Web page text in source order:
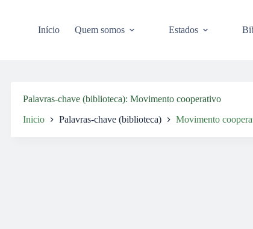
Início Quem somos Estados
Palavras-chave (biblioteca) Movimento cooperativo
Inicio Palavras-chave (biblioteca) Movimento